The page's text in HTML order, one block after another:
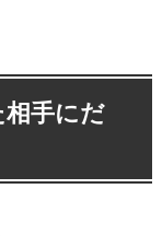
手にだ